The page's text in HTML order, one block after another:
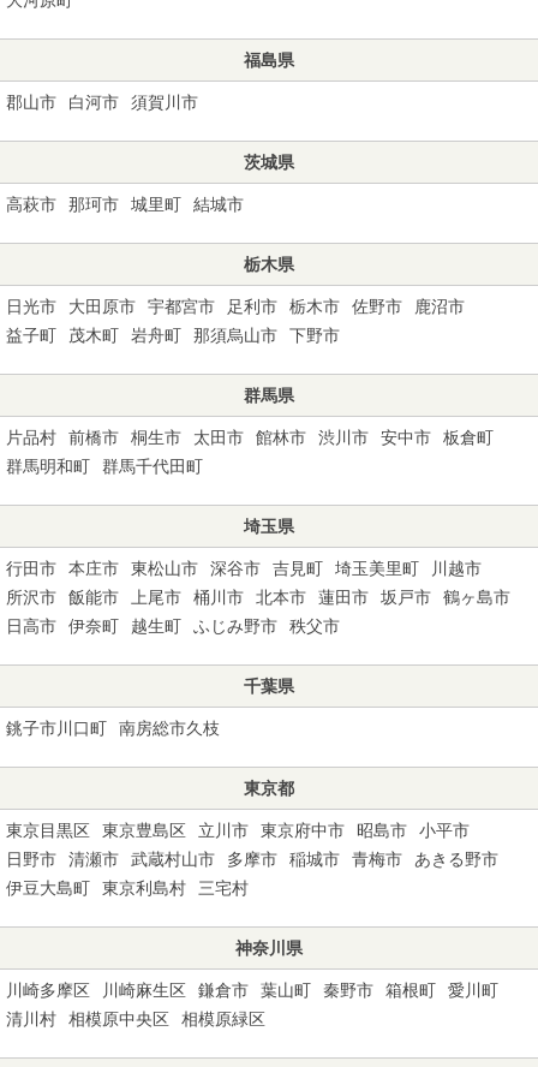
福島県
郡山市 白河市 須賀川市
茨城県
高萩市 那珂市 城里町 結城市
栃木県
日光市 大田原市 宇都宮市 足利市 栃木市 佐野市
鹿沼市
益子町
茂木町 岩舟町 那須烏山市 下野市
群馬県
片品村 前橋市 桐生市 太田市 館林市 渋川市 安中市
板倉町
群馬明和町
群馬千代田町
埼玉県
行田市 本庄市 東松山市 深谷市 吉見町 埼玉美里町
川越市
所沢市
飯能市 上尾市 桶川市 北本市 蓮田市 坂戸市
鶴ヶ島市
日高市
伊奈町 越生町 ふじみ野市 秩父市
千葉県
銚子市川口町 南房総市久枝
東京都
東京目黒区 東京豊島区 立川市 東京府中市 昭島市
小平市
日野市
清瀬市 武蔵村山市 多摩市 稲城市 青梅市
あきる野市
伊豆大島町
東京利島村 三宅村
神奈川県
川崎多摩区 川崎麻生区 鎌倉市 葉山町 秦野市 箱根町
愛川町
清川村
相模原中央区 相模原緑区